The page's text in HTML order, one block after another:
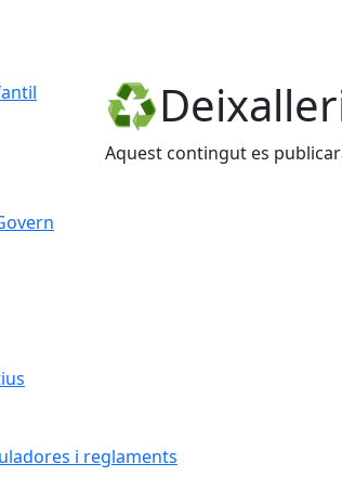
Aquest contingut es
i reglaments